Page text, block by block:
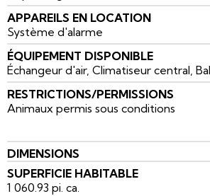
APPAREILS EN LOCATION
Système d'alarme
ÉQUIPEMENT DISPONIBLE
Échangeur d'air, Climatiseur central,
RESTRICTIONS/PERMISSIONS
Animaux permis sous conditions
DIMENSIONS
SUPERFICIE HABITABLE
1 060.93 pi. ca.